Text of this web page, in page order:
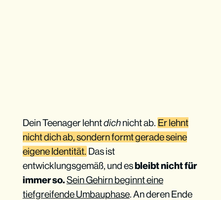
Dein Teenager lehntdichnicht ab. Er lehnt
nicht dich ab, sondern formt gerade seine
eigene Identität. Das ist
entwicklungsgemäß, und esbleibt nicht für
immer so.Sein Gehirn beginnt eine
tiefgreifende Umbauphase. An deren Ende